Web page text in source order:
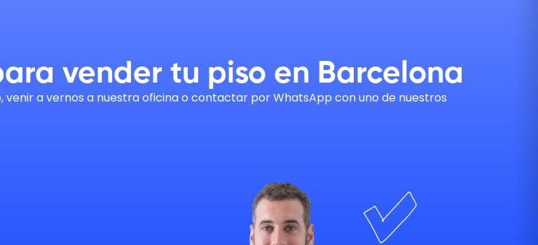
vender tu piso en Barcelona
a vernos a nuestra oficina o contactar por WhatsApp con uno de nuestros